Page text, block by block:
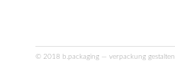
© 2018 b.packaging — verpackung gestalten